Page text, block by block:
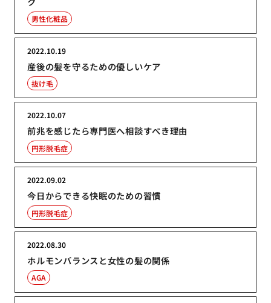
男性化粧品
産後の髪を守るための優しいケア
2022.10.19
抜け毛
前兆を感じたら専門医へ相談すべき理由
2022.10.07
円形脱毛症
今日からできる快眠のための習慣
2022.09.02
円形脱毛症
ホルモンバランスと女性の髪の関係
2022.08.30
AGA